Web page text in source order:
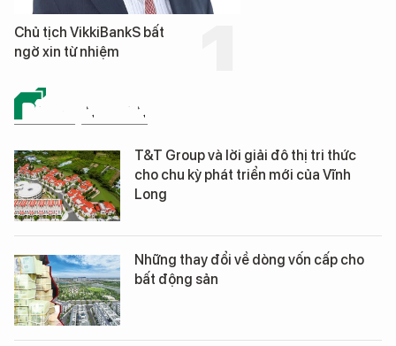
Chủ tịch VikkiBankS bất
ngờ xin từ nhiệm
BẤT ĐỘNG SẢN
T&T Group và lời giải đô thị tri thức
cho chu kỳ phát triển mới của Vĩnh
Long
Những thay đổi về dòng vốn cấp cho
bất động sản